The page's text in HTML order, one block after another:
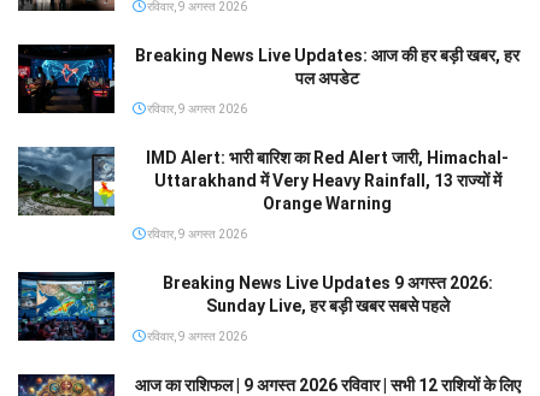
रविवार, 9 अगस्त 2026
Breaking News Live Updates: आज की हर बड़ी खबर, हर
पल अपडेट
रविवार, 9 अगस्त 2026
IMD Alert: भारी बारिश का Red Alert जारी, Himachal-
Uttarakhand में Very Heavy Rainfall, 13 राज्यों में
Orange Warning
रविवार, 9 अगस्त 2026
Breaking News Live Updates 9 अगस्त 2026:
Sunday Live, हर बड़ी खबर सबसे पहले
रविवार, 9 अगस्त 2026
आज का राशिफल | 9 अगस्त 2026 रविवार | सभी 12 राशियों के लिए